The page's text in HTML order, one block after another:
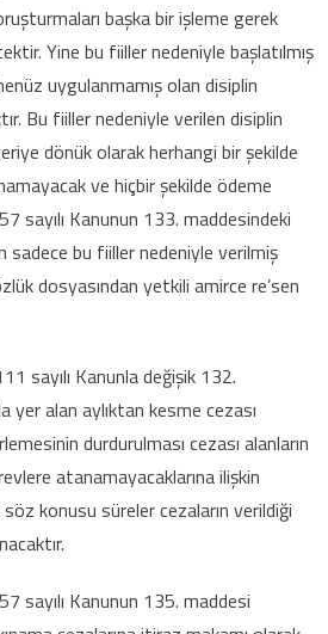
başka bir işleme gerek
Yine bu fiiller nedeniyle başlatılmış
uygulanmamış olan disiplin
Bu fiiller nedeniyle verilen disiplin
dönük olarak herhangi bir şekilde
ve hiçbir şekilde ödeme
sayılı Kanunun 133. maddesindeki
sadece bu fiiller nedeniyle verilmiş
dosyasından yetkili amirce re’sen
sayılı Kanunla değişik 132.
yer alan aylıktan kesme cezası
durdurulması cezası alanların
atanamayacaklarına ilişkin
konusu süreler cezaların verildiği
sayılı Kanunun 135. maddesi